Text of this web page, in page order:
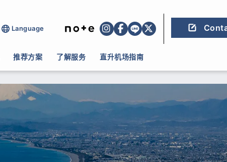
Language
推荐方案 了解服务 直升机场指南